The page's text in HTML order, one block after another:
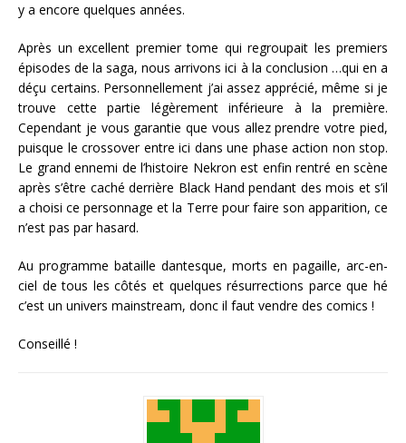
y a encore quelques années.
Après un excellent premier tome qui regroupait les premiers
épisodes de la saga, nous arrivons ici à la conclusion …qui en a
déçu certains. Personnellement j’ai assez apprécié, même si je
trouve cette partie légèrement inférieure à la première.
Cependant je vous garantie que vous allez prendre votre pied,
puisque le crossover entre ici dans une phase action non stop.
Le grand ennemi de l’histoire Nekron est enfin rentré en scène
après s’être caché derrière Black Hand pendant des mois et s’il
a choisi ce personnage et la Terre pour faire son apparition, ce
n’est pas par hasard.
Au programme bataille dantesque, morts en pagaille, arc-en-
ciel de tous les côtés et quelques résurrections parce que hé
c’est un univers mainstream, donc il faut vendre des comics !
Conseillé !